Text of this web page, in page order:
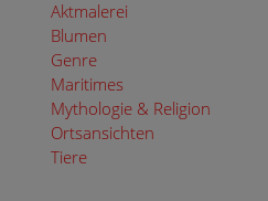
Aktmalerei
Blumen
Genre
Maritimes
Mythologie & Religion
Ortsansichten
Tiere